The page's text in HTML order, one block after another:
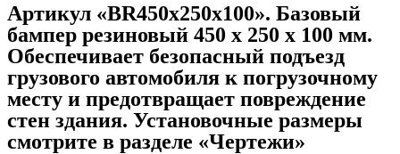
Артикул «BR450x250x100». Базовый
бампер резиновый 450 x 250 x 100 мм.
Обеспечивает безопасный подъезд
грузового автомобиля к погрузочному
месту и предотвращает повреждение
стен здания. Установочные размеры
смотрите в разделе «Чертежи»